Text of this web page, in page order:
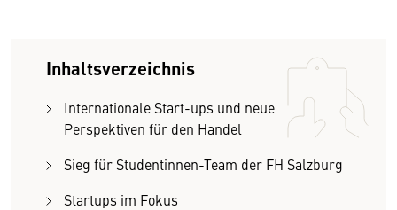
Inhaltsverzeichnis
Internationale Start-ups und neue
Perspektiven für den Handel
Sieg für Studentinnen-Team der FH Salzburg
Startups im Fokus